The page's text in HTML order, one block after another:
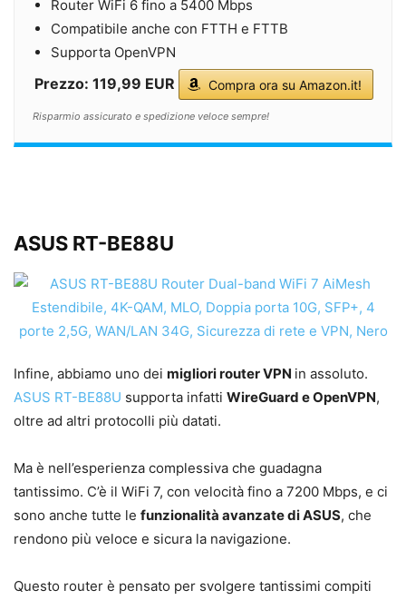
Router WiFi 6 fino a 5400 Mbps
Compatibile anche con FTTH e FTTB
Supporta OpenVPN
Prezzo: 119,99 EUR Compra ora su Amazon.it!
Risparmio assicurato e spedizione veloce sempre!
ASUS RT-BE88U
Infine, abbiamo uno dei migliori router VPN in assoluto.
ASUS RT-BE88U supporta infatti WireGuard e OpenVPN,
oltre ad altri protocolli più datati.
Ma è nell’esperienza complessiva che guadagna
tantissimo. C’è il WiFi 7, con velocità fino a 7200 Mbps, e ci
sono anche tutte le funzionalità avanzate di ASUS, che
rendono più veloce e sicura la navigazione.
Questo router è pensato per svolgere tantissimi compiti